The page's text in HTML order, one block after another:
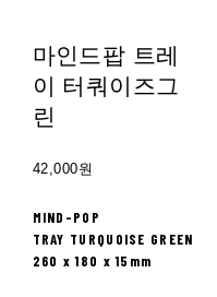
마인드팝 트레
이 터쿼이즈그
린
42,000원
MIND-POP
TRAY TURQUOISE GREEN
260 x 180 x 15mm